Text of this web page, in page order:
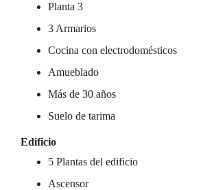
Planta 3
3 Armarios
Cocina con electrodomésticos
Amueblado
Más de 30 años
Suelo de tarima
Edificio
5 Plantas del edificio
Ascensor